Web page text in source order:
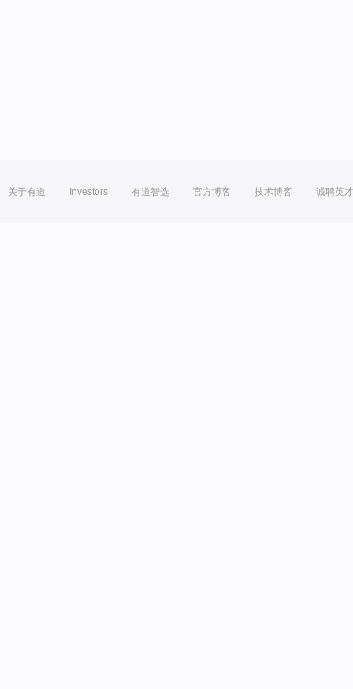
关于有道 Investors 有道智选 官方博客 技术博客 诚聘英才